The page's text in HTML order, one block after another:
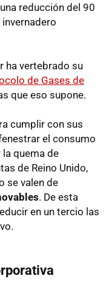
reducción del 90
ha vertebrado su
de Gases de
que eso supone.
cumplir con sus
el consumo
quema de
de Reino Unido,
se valen de
. De esta
en un tercio las